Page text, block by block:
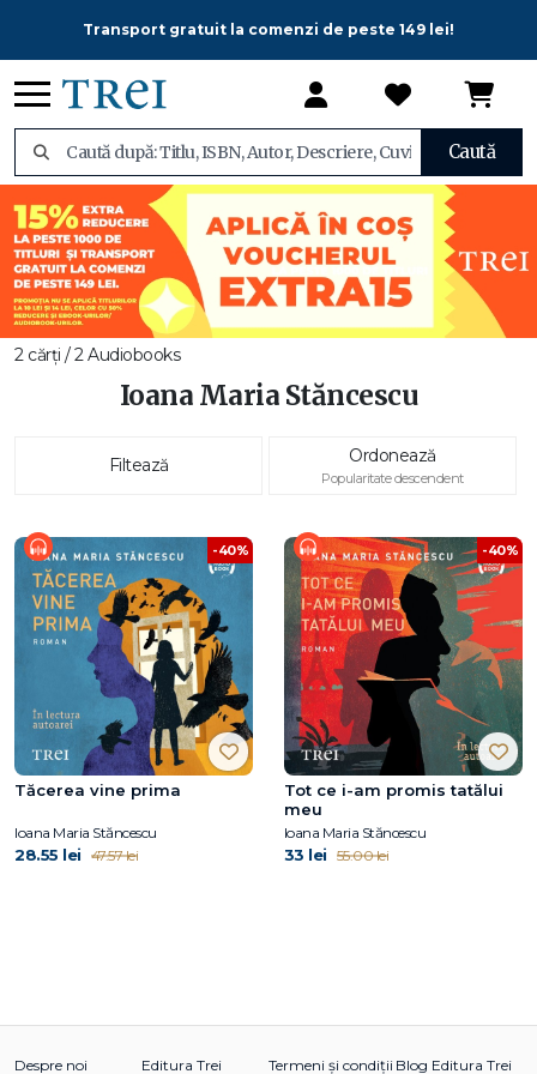
Transport gratuit la comenzi de peste 149 lei!
Caută
2 cărți / 2 Audiobooks
Ioana Maria Stăncescu
Filtează Ordonează
Popularitate descendent
-40%
Tăcerea vine prima
Ioana Maria Stăncescu
28.55 lei 47.57 lei
-40%
Tot ce i-am promis tatălui
meu
Ioana Maria Stăncescu
33 lei 55.00 lei
Despre noi Editura Trei Termeni și condiții Blog Editura Trei